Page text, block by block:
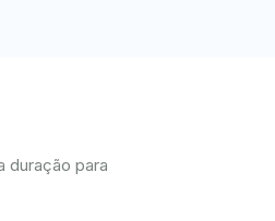
duração para